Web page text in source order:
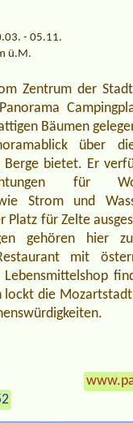
- 05.11.
ü.M.
Zentrum der
Bäumen
über
Berge bietet. Er
für
Strom und
Platz für Zelte
gehören hier
mit
lockt die